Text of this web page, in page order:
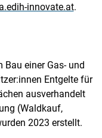
innovate.at.
Bau einer Gas- und
Entgelte für
ausverhandelt
(Waldkauf,
2023 erstellt.